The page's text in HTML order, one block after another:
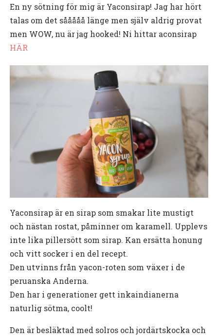
En ny sötning för mig är Yaconsirap! Jag har hört
talas om det sååååå länge men själv aldrig provat
men WOW, nu är jag hooked! Ni hittar aconsirap
HÄR
Yaconsirap är en sirap som smakar lite mustigt
och nästan rostat, påminner om karamell. Upplevs
inte lika pillersött som sirap. Kan ersätta honung
och vitt socker i en del recept.
Den utvinns från yacon-roten som växer i de
peruanska Anderna.
Den har i generationer gett inkaindianerna
naturlig sötma, coolt!
Den är besläktad med solros och jordärtskocka och